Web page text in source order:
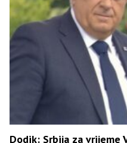
Dodik: Srbija za vrijeme